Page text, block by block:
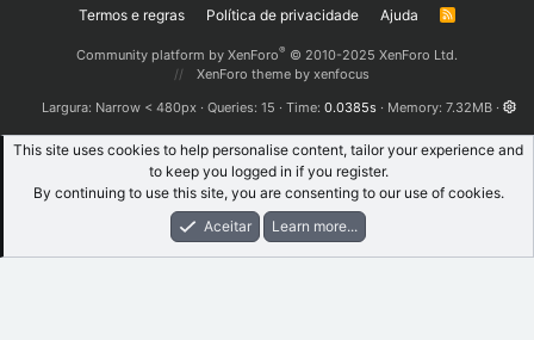
Termos e regras
Política de privacidade Ajuda
R
Community platform by XenForo® © 2010-2025 XenForo Ltd.
XenForo theme by xenfocus
Largura
Queries 15 Time 0.0385s Memory 7.32MB
This site uses cookies to help personalise content, tailor your experience and
to keep you logged in if you register.
By continuing to use this site, you are consenting to our use of cookies.
Aceitar
Learn more...